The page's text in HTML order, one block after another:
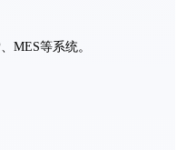
MES等系统。